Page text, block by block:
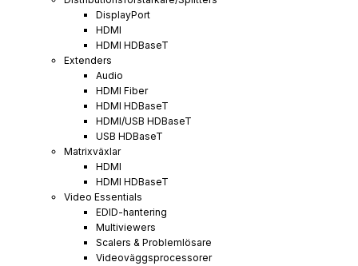
DisplayPort
HDMI
HDMI HDBaseT
Extenders
Audio
HDMI Fiber
HDMI HDBaseT
HDMI/USB HDBaseT
USB HDBaseT
Matrixväxlar
HDMI
HDMI HDBaseT
Video Essentials
EDID-hantering
Multiviewers
Scalers & Problemlösare
Videoväggsprocessorer